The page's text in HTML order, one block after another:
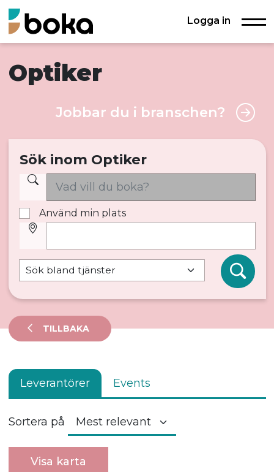
Logga in
Optiker
Jobbar du i branschen?
Sök inom Optiker
Använd min plats
TILLBAKA
Leverantörer Events
Sortera på
Visa karta